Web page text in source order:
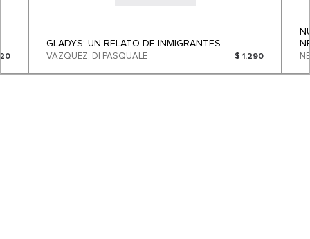
GLADYS: UN RELATO DE INMIGRANTES
VAZQUEZ, DI PASQUALE $ 1.290